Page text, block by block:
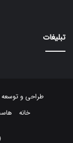
تبلیغات
طراحی و
خانه